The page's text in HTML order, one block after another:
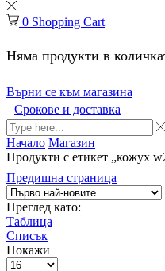
0 Shopping Cart
Няма продукти в
Върни се към магазина
Срокове и доставка
Начало Магазин
Продукти с етикет „кожух
Предишна страница
Преглед като:
Таблица
Списък
Покажи